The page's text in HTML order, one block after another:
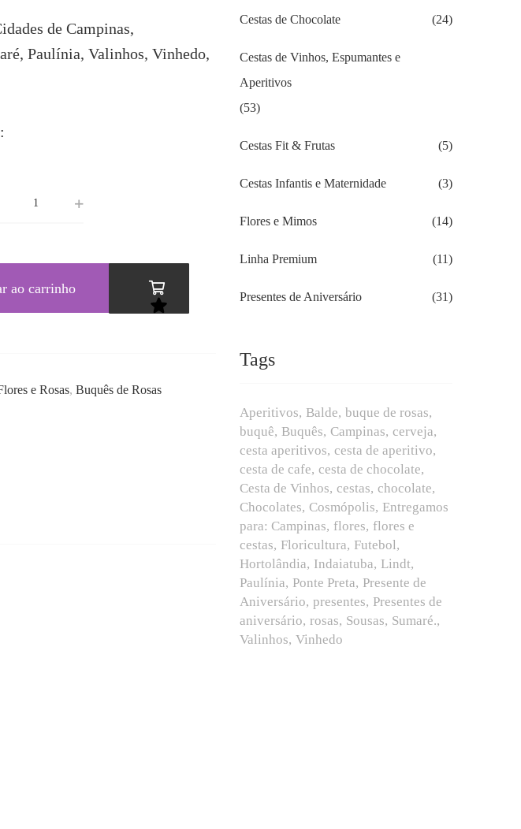
de Campinas,
Paulínia, Valinhos, Vinhedo,
ao carrinho
e Rosas,Buquês de Rosas
Cestas de Chocolate (24)
Cestas de Vinhos, Espumantes e
Aperitivos
(53)
Cestas Fit & Frutas (5)
Cestas Infantis e Maternidade (3)
Flores e Mimos (14)
Linha Premium (11)
Presentes de Aniversário (31)
Tags
Aperitivos Balde buque de rosas
buquê Buquês Campinas cerveja
cesta aperitivos cesta de aperitivo
cesta de cafe cesta de chocolate
Cesta de Vinhos cestas chocolate
Chocolates Cosmópolis Entregamos
para: Campinas flores flores e
cestas Floricultura Futebol
Hortolândia Indaiatuba Lindt
Paulínia Ponte Preta Presente de
Aniversário presentes Presentes de
aniversário rosas Sousas Sumaré.
Valinhos Vinhedo